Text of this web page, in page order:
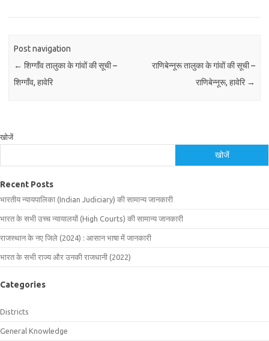
Post navigation
← शिग्गाँव तालुका के गांवों की सूची –
शिग्गाँव, हावेरि
राणिबेन्नूरू तालुका के गांवों की सूची –
राणिबेन्नूरू, हावेरि →
खोजें
खोजें
Recent Posts
भारतीय न्यायपालिका (Indian Judiciary) की सामान्य जानकारी
भारत के सभी उच्च न्यायालयों (High Courts) की सामान्य जानकारी
राजस्थान के नए जिले (2024) : आसान भाषा में जानकारी
भारत के सभी राज्य और उनकी राजधानी (2022)
Categories
Districts
General Knowledge